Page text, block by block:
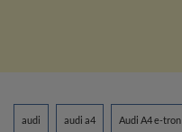
audi audi a4 Audi A4 e-tron